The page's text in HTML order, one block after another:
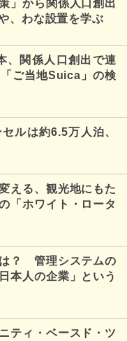
」から関係人口創出
、わな設置を学ぶ
、関係人口創出で連
ご当地Suica」の検
ルは約6.5万人泊、
える、観光地にもた
「ホワイト・ロータ
？ 管理システムの
本人の企業」という
ティ・ベースド・ツ